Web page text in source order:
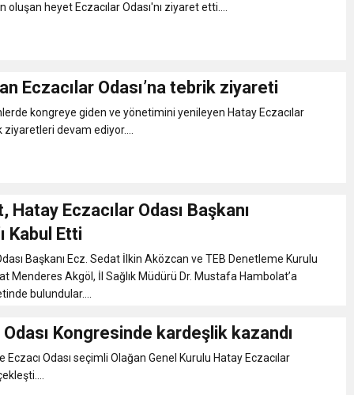
oluşan heyet Eczacılar Odası'nı ziyaret etti....
Eczacılar Odası’na tebrik ziyareti
kongreye giden ve yönetimini yenileyen Hatay Eczacılar
ziyaretleri devam ediyor....
Hatay Eczacılar Odası Başkanı
Kabul Etti
Başkanı Ecz. Sedat İlkin Aközcan ve TEB Denetleme Kurulu
Menderes Akgöl, İl Sağlık Müdürü Dr. Mustafa Hambolat’a
bulundular....
Odası Kongresinde kardeşlik kazandı
Eczacı Odası seçimli Olağan Genel Kurulu Hatay Eczacılar